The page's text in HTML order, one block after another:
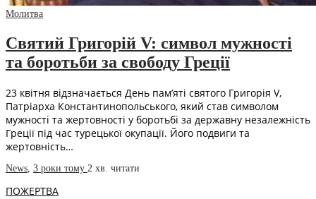
Молитва
Святий Григорій V: символ мужності
та боротьби за свободу Греції
23 квітня відзначається День пам’яті святого Григорія V,
Патріарха Константинопольського, який став символом
мужності та жертовності у боротьбі за державну незалежність
Греції під час турецької окупації. Його подвиги та
жертовність…
News, 3 роки тому 2 хв. читати
ПОЖЕРТВА